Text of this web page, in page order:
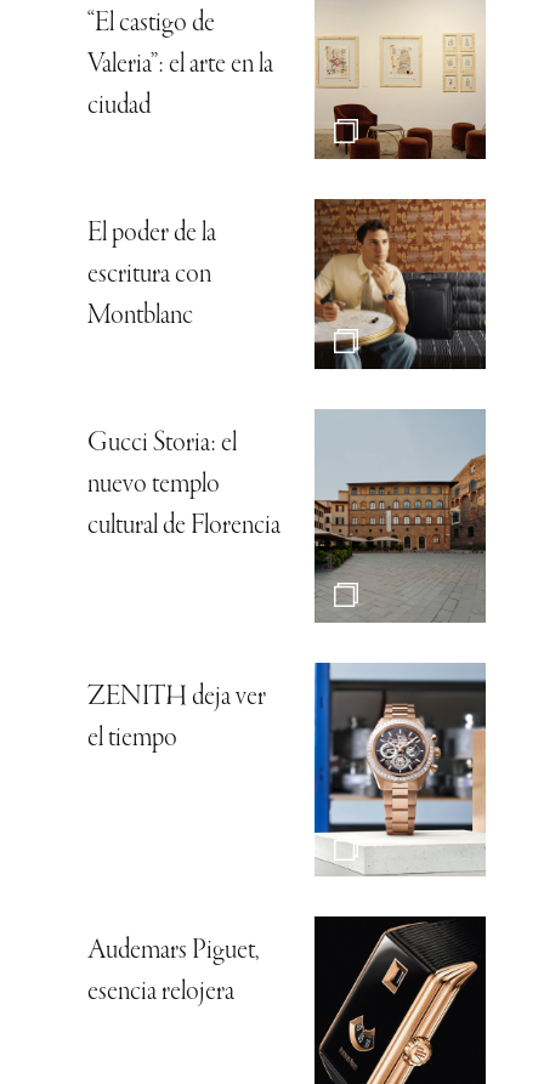
“El castigo de
Valeria”: el arte en la
ciudad
El poder de la
escritura con
Montblanc
Gucci Storia: el
nuevo templo
cultural de Florencia
ZENITH deja ver
el tiempo
Audemars Piguet,
esencia relojera